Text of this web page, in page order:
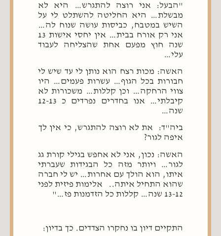
"הבעל: אני רוצה להתגרש… היא לא
מבשלת… היא החליטה להשתלט לי על
השיש במטבח, כביסות עושה שנוח לה…
אני רק אורח בבית… אין יחסי אישות 13
שנה חוץ מפעם אחת שהצליחה לעבוד
עלי…
האשה: מכות רצח הוא נותן לי עד שיש לי
חבורות בכל הגוף… עשרות פעמים… היו
צווי הרחקה… וכן קללות… משכורות לא
קיבלתי… אנו בחדרים נפרדים כ 12-13
שנה…
ביה"ד: את לא רוצה להתגרש, כי אין לך
איפה לגור?
האשה: נכון, אני לא אחפש בגילי קורת גג
לגור… ויותר מזה כל הבגידות שעברתי
איתו, הוא הולך עם אחרות… יש לי חברה
שהוא התחיל איתה.. אלימות פיזית לפני
13-12 שנה… קללות כל הזדמנות פז…"
התקיים דיון בו נחקרו הצדדים. כך בדיון: